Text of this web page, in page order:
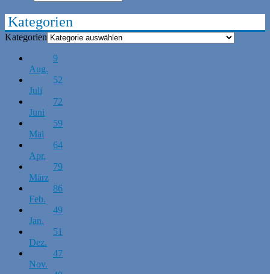
Kategorien
Kategorien
9
Aug.
52
Juli
72
Juni
59
Mai
64
Apr.
79
März
86
Feb.
49
Jan.
51
Dez.
47
Nov.